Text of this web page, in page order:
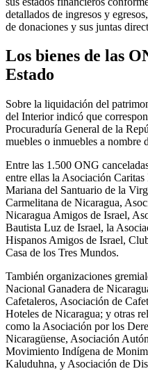
detallados de ingresos y
de donaciones y sus juntas
Los bienes de las
Estado
Sobre la liquidación del
del Interior indicó que
Procuraduría General de la
muebles o inmuebles a nombre
Entre las 1.500 ONG
entre ellas la Asociación
Mariana del Santuario de la
Carmelitana de Nicaragua,
Nicaragua Amigos de Israel,
Bautista Luz de Israel, la
Hispanos Amigos de Israel,
Casa de los Tres Mundos.
También organizaciones
Nacional Ganadera de
Cafetaleros, Asociación de
Hoteles de Nicaragua; y otras
como la Asociación por los
Nicaragüense, Asociación
Movimiento Indígena de
Kaluduhna, y Asociación de